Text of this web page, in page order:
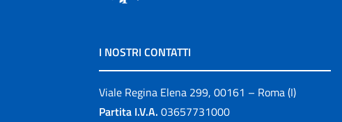
I NOSTRI CONTATTI
Viale Regina Elena 299, 00161 – Roma (I)
Partita I.V.A. 03657731000